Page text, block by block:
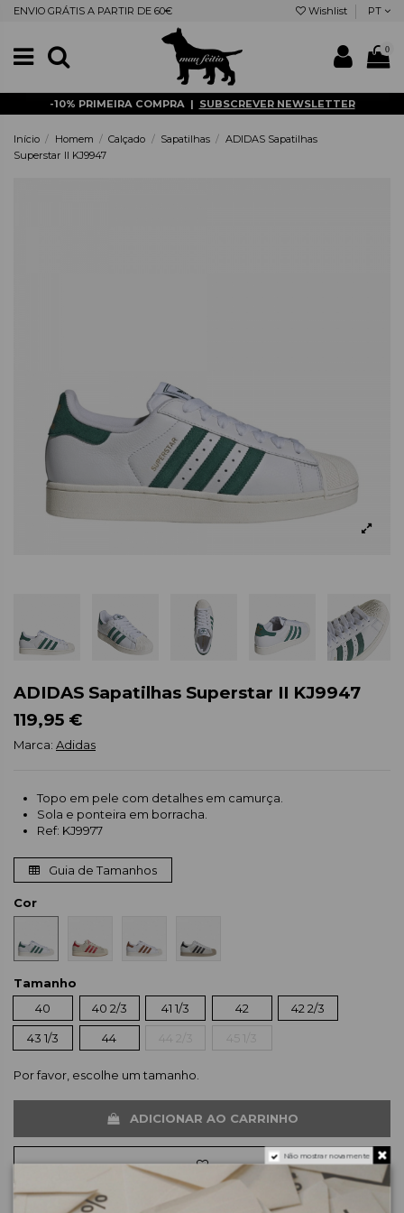
ENVIO GRÁTIS A PARTIR DE 60€ Wishlist PT
0
-10% PRIMEIRA COMPRA | SUBSCREVER NEWSLETTER
Início Homem Calçado Sapatilhas
ADIDAS Sapatilhas
Superstar II KJ9947
ADIDAS Sapatilhas Superstar II KJ9947
119,95 €
Marca: Adidas
Topo em pele com detalhes em camurça.
Sola e ponteira em borracha.
Ref: KJ9977
Guia de Tamanhos
Cor
Tamanho
40
40 2/3 41 1/3 42 42 2/3
43 1/3 44
Por favor, escolhe um tamanho.
ADICIONAR AO CARRINHO
Não mostrar novamente